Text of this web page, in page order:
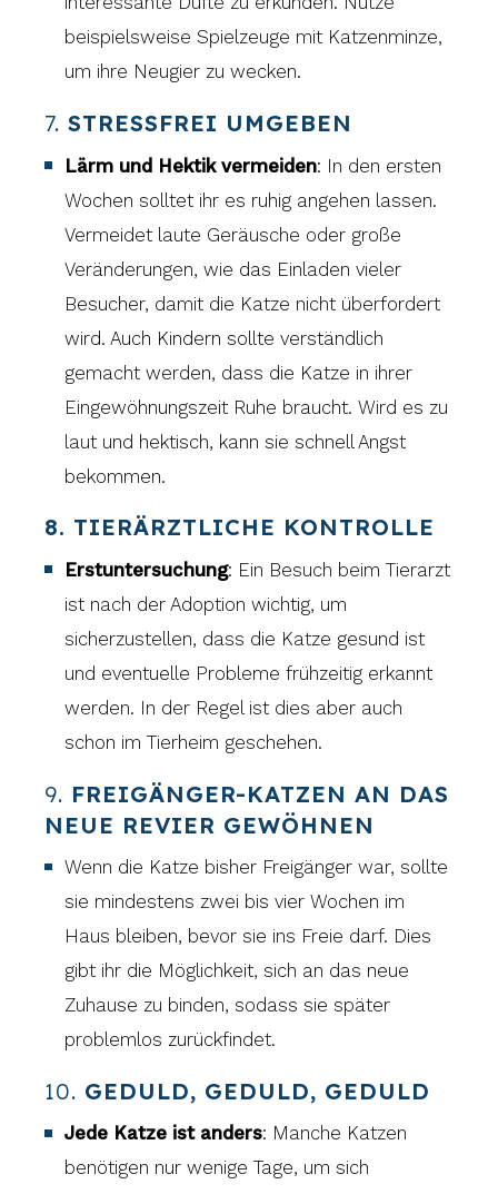
beispielsweise Spielzeuge mit Katzenminze,
um ihre Neugier zu wecken.
7.STRESSFREI UMGEBEN
Lärm und Hektik vermeiden: In den ersten
Wochen solltet ihr es ruhig angehen lassen.
Vermeidet laute Geräusche oder große
Veränderungen, wie das Einladen vieler
Besucher, damit die Katze nicht überfordert
wird. Auch Kindern sollte verständlich
gemacht werden, dass die Katze in ihrer
Eingewöhnungszeit Ruhe braucht. Wird es zu
laut und hektisch, kann sie schnell Angst
bekommen.
8. TIERÄRZTLICHE KONTROLLE
Erstuntersuchung: Ein Besuch beim Tierarzt
ist nach der Adoption wichtig, um
sicherzustellen, dass die Katze gesund ist
und eventuelle Probleme frühzeitig erkannt
werden. In der Regel ist dies aber auch
schon im Tierheim geschehen.
9. FREIGÄNGER-KATZEN AN DAS
NEUE REVIER GEWÖHNEN
Wenn die Katze bisher Freigänger war, sollte
sie mindestens zwei bis vier Wochen im
Haus bleiben, bevor sie ins Freie darf. Dies
gibt ihr die Möglichkeit, sich an das neue
Zuhause zu binden, sodass sie später
problemlos zurückfindet.
10. GEDULD, GEDULD, GEDULD
Jede Katze ist anders: Manche Katzen
benötigen nur wenige Tage, um sich